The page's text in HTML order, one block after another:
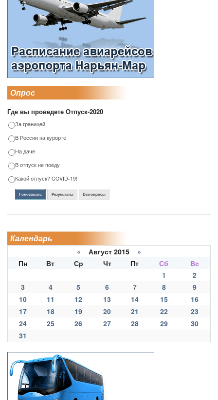
Опрос
Где вы проведете Отпуск-2020
За границей
В России на курорте
На даче
В отпуск не поеду
Какой отпуск? COVID-19!
Голосовать Результаты Все опросы
Календарь
« Август 2015 »
Пн
Вт Ср Чт Пт Сб
Вс
1
2
3
4 5 6 7 8
9
10
11 12 13 14 15
16
17
18 19 20 21 22
23
24
25 26 27 28 29
30
31